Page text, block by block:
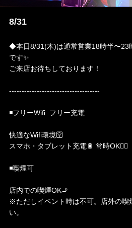
ブログ
お問い合わせ
8/31
◆本日8/31(木)は通常営業18時半〜23
です✨
ご来店お待ちしております！
------------------------------------
◾️フリーWifi フリー充電
快適なWifi環境🛜
スマホ・タブレット充電🔋 常時OK🙆‍♀️
◾️喫煙可
店内での喫煙OK🚬
※ただしイベント時は不可。店外の喫
い。